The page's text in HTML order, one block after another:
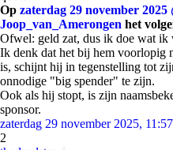
Op zaterdag 29 november 2025
Joop_van_Amerongen het
Ofwel: geld zat, dus ik doe wat
Ik denk dat het bij hem voorlopig
is, schijnt hij in tegenstelling tot
onnodige "big spender" te zijn.
Ook als hij stopt, is zijn
sponsor.
zaterdag 29 november 2025,
2